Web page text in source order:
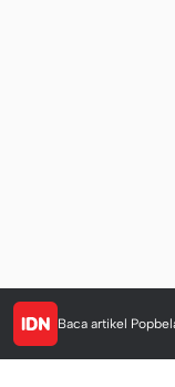
Baca artikel